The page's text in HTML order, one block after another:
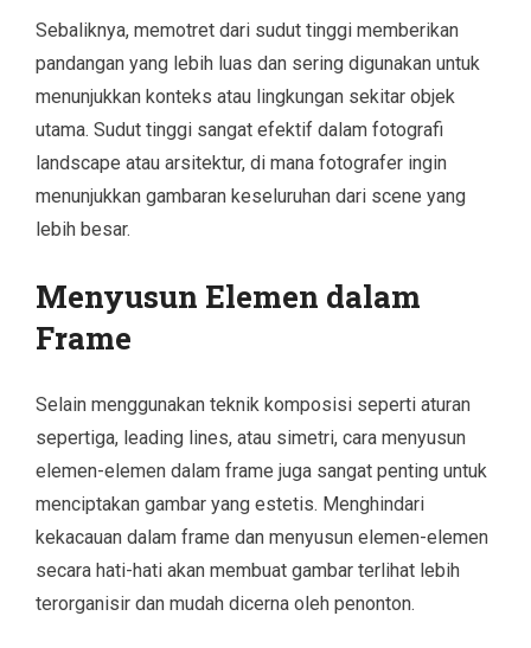
Sebaliknya, memotret dari sudut tinggi memberikan
pandangan yang lebih luas dan sering digunakan untuk
menunjukkan konteks atau lingkungan sekitar objek
utama. Sudut tinggi sangat efektif dalam fotografi
landscape atau arsitektur, di mana fotografer ingin
menunjukkan gambaran keseluruhan dari scene yang
lebih besar.
Menyusun Elemen dalam
Frame
Selain menggunakan teknik komposisi seperti aturan
sepertiga, leading lines, atau simetri, cara menyusun
elemen-elemen dalam frame juga sangat penting untuk
menciptakan gambar yang estetis. Menghindari
kekacauan dalam frame dan menyusun elemen-elemen
secara hati-hati akan membuat gambar terlihat lebih
terorganisir dan mudah dicerna oleh penonton.